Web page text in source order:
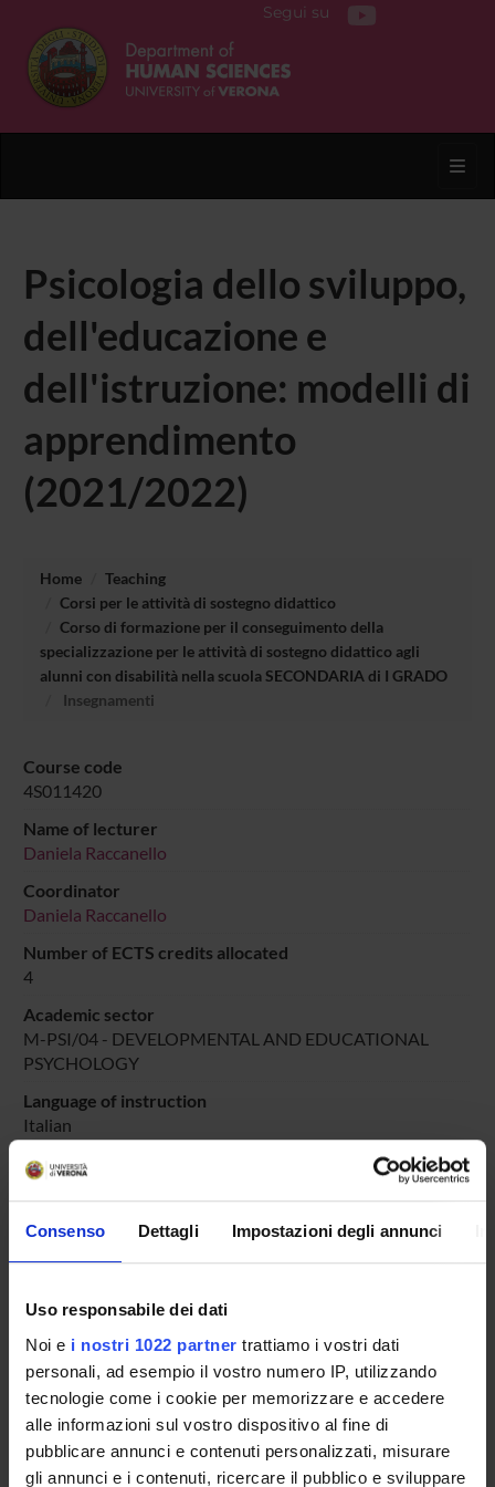
Consenso Dettagli Impostazioni degli annunci
Uso responsabile dei dati
Noi e i nostri 1022 partner trattiamo i vostri dati
personali, ad esempio il vostro numero IP, utilizzando
tecnologie come i cookie per memorizzare e accedere
alle informazioni sul vostro dispositivo al fine di
pubblicare annunci e contenuti personalizzati, misurare
gli annunci e i contenuti, ricercare il pubblico e sviluppare
Segui su
Psicologia dello sviluppo,
dell'educazione e
dell'istruzione: modelli di
apprendimento
(2021/2022)
Home
Teaching
Corsi per le attività di sostegno didattico
Corso di formazione per il conseguimento della
specializzazione per le attività di sostegno didattico agli
alunni con disabilità nella scuola SECONDARIA di I GRADO
Insegnamenti
Course code
4S011420
Name of lecturer
Daniela Raccanello
Coordinator
Daniela Raccanello
Number of ECTS credits allocated
4
Academic sector
M-PSI/04 - DEVELOPMENTAL AND EDUCATIONAL
PSYCHOLOGY
Language of instruction
Italian
Period
PERIODO DIDATTICO
dal Sep 23, 2022 al Jun 30, 2023.
Course news
Go to lesson schedule